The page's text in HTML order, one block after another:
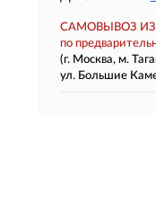
САМОВЫВОЗ
по
(г. Москва, м.
ул. Большие